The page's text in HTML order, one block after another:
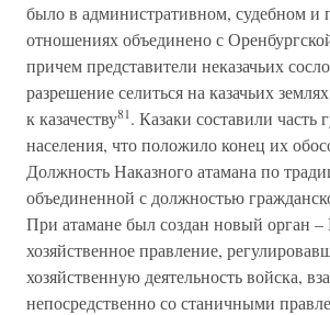
было в административном, судебном и
отношениях объединено с
причем представители неказачьих
разрешение селиться на казачьих
к казачеству81. Казаки составили часть
населения, что положило конец их
Должность Наказного атамана по
объединенной с должностью
При атамане был создан новый орган –
хозяйственное правление,
хозяйственную деятельность войска,
непосредственно со станичными